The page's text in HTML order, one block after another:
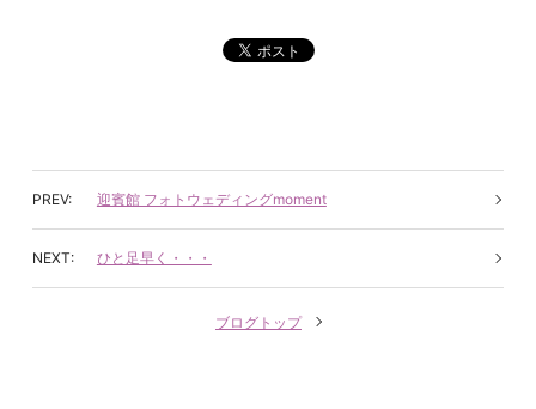
迎賓館 フォトウェディングmoment
ひと足早く・・・
ブログトップ